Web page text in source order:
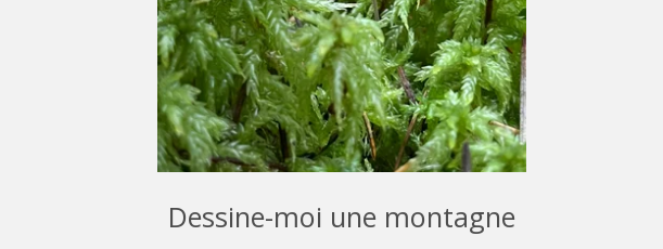
Dessine-moi une montagne